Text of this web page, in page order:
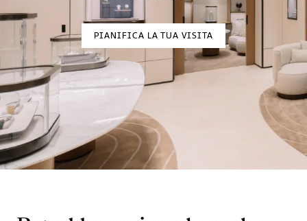
PIANIFICA LA TUA VISITA